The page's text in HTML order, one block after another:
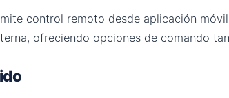
control remoto desde aplicación
ofreciendo opciones de comando